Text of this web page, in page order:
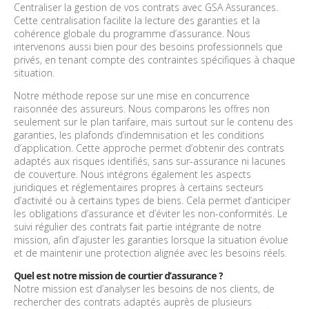
Centraliser la gestion de vos contrats avec GSA Assurances.
Cette centralisation facilite la lecture des garanties et la
cohérence globale du programme d’assurance. Nous
intervenons aussi bien pour des besoins professionnels que
privés, en tenant compte des contraintes spécifiques à chaque
situation.
Notre méthode repose sur une mise en concurrence
raisonnée des assureurs. Nous comparons les offres non
seulement sur le plan tarifaire, mais surtout sur le contenu des
garanties, les plafonds d’indemnisation et les conditions
d’application. Cette approche permet d’obtenir des contrats
adaptés aux risques identifiés, sans sur-assurance ni lacunes
de couverture. Nous intégrons également les aspects
juridiques et réglementaires propres à certains secteurs
d’activité ou à certains types de biens. Cela permet d’anticiper
les obligations d’assurance et d’éviter les non-conformités. Le
suivi régulier des contrats fait partie intégrante de notre
mission, afin d’ajuster les garanties lorsque la situation évolue
et de maintenir une protection alignée avec les besoins réels.
Quel est notre mission de courtier d’assurance ?
Notre mission est d’analyser les besoins de nos clients, de
rechercher des contrats adaptés auprès de plusieurs